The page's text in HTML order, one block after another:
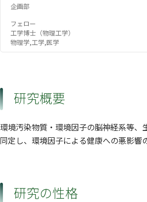
企画部
フェロー
工学博士（物理工学）
物理学,工学,医学
研究概要
環境汚染物質・環境因子の脳神経系等
同定し、環境因子による健康への悪影響
研究の性格